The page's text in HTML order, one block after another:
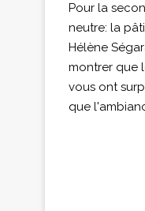
Pour la
neutre: la
Hélène
montrer que
vous ont
que